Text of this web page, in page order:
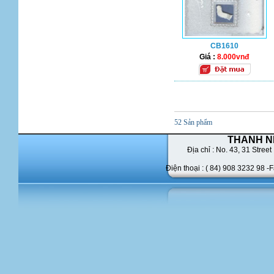
CB1610
Giá :8.000vnđ
52 Sản phẩm
THANH
Địa chỉ : No. 43, 31 Street
Điện thoại : ( 84) 908 3232 98 -